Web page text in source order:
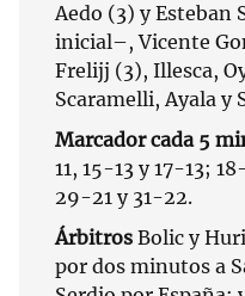
Aedo (3) y Esteban
inicial–, Vicente
Frelijj (3), Illesca,
Scaramelli, Ayala y
Marcador cada 5
11, 15-13 y 17-13;
29-21 y 31-22.
Árbitros Bolic y
por dos minutos a